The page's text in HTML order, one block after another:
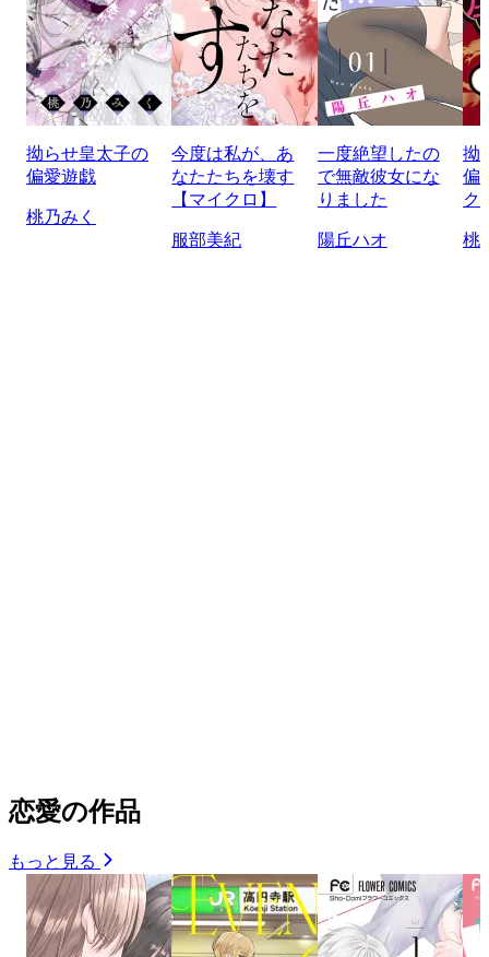
拗らせ皇太子の
偏愛遊戯
桃乃みく
今度は私が、あ
なたたちを壊す
【マイクロ】
服部美紀
一度絶望したの
で無敵彼女にな
りました
陽丘ハオ
拗
偏
ク
桃
恋愛の作品
もっと見る